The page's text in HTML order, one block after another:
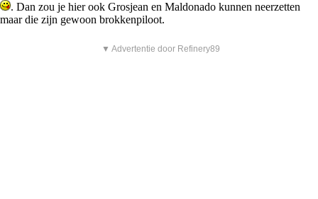
. Dan zou je hier ook Grosjean en Maldonado kunnen neerzetten
maar die zijn gewoon brokkenpiloot.
▼ Advertentie door Refinery89